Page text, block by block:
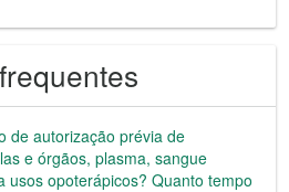
de autorização prévia de
e órgãos, plasma, sangue
usos opoterápicos? Quanto tempo